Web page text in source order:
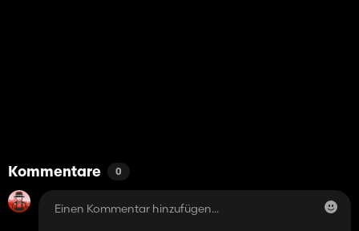
Kommentare 0